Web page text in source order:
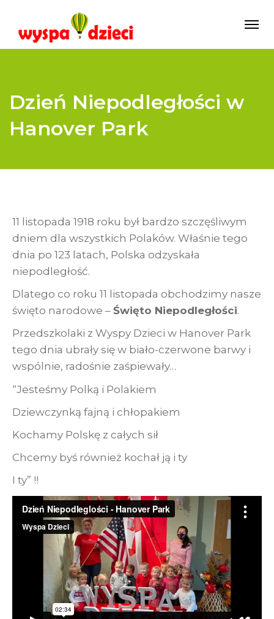
Dzień Niepodległości w
Hanover Park
11 listopada 1918 roku był bardzo szczęśliwym
dniem dla wszystkich Polaków. Właśnie tego
dnia po 123 latach, Polska odzyskała
niepodległość.
Dlatego co roku 11 listopada obchodzimy nasze
święto narodowe – Święto Niepodległości.
Przedszkolaki z Wyspy Dzieci w Hanover Park
tego dnia ubrały się w biało-czerwone barwy i
wspólnie, radośnie zaśpiewały…
“Jesteśmy Polką i Polakiem
Dziewczynką fajną i chłopakiem
Kochamy Polskę z całych sił
Chcemy byś również kochał ją i ty
I ty” !!